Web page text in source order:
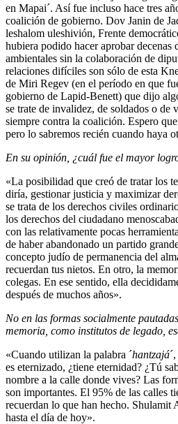
en Mapai´. Así fue incluso hace tres
coalición de gobierno. Dov Janin de
leshalom uleshivión, Frente
hubiera podido hacer aprobar decenas
ambientales sin la colaboración de
relaciones difíciles son sólo de esta
de Miri Regev (en el período en que
gobierno de Lapid-Benett) que dijo
se trate de invalidez, de soldados o de
siempre contra la coalición. Espero
pero lo sabremos recién cuando haya
En su opinión, ¿cuál fue el mayor
«La posibilidad que creó de tratar los
diría, gestionar justicia y maximizar
se trata de los derechos civiles
los derechos del ciudadano
con las relativamente pocas
de haber abandonado un partido
concepto judío de permanencia del
recuerdan tus nietos. En otro, la
colegas. En ese sentido, ella
después de muchos años».
No en las formas socialmente
memoria, como institutos de legado,
«Cuando utilizan la palabra ´hantzajá
es eternizado, ¿tiene eternidad? ¿Tú
nombre a la calle donde vives? Las
son importantes. El 95% de las calles
recuerdan lo que han hecho. Shulamit
hasta el día de hoy».